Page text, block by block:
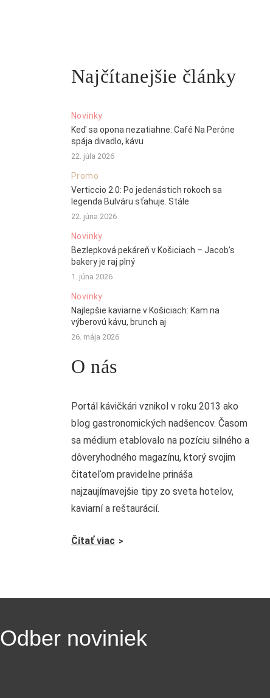
Najčítanejšie články
Novinky
Keď sa opona nezatiahne: Café Na Peróne
spája divadlo, kávu
22. júla 2026
Promo
Verticcio 2.0: Po jedenástich rokoch sa
legenda Bulváru sťahuje. Stále
22. júna 2026
Novinky
Bezlepková pekáreň v Košiciach – Jacob’s
bakery je raj plný
1. júna 2026
Novinky
Najlepšie kaviarne v Košiciach: Kam na
výberovú kávu, brunch aj
26. mája 2026
O nás
Portál kávičkári vznikol v roku 2013 ako
blog gastronomických nadšencov. Časom
sa médium etablovalo na pozíciu silného a
dôveryhodného magazínu, ktorý svojim
čitateľom pravidelne prináša
najzaujímavejšie tipy zo sveta hotelov,
kaviarní a reštaurácií.
Čítať viac
Odber noviniek